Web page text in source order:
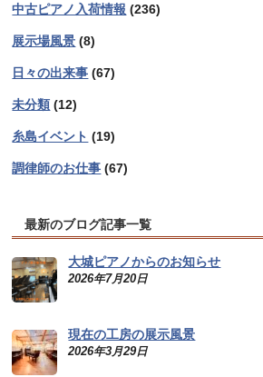
中古ピアノ入荷情報 (236)
展示場風景 (8)
日々の出来事 (67)
未分類 (12)
糸島イベント (19)
調律師のお仕事 (67)
最新のブログ記事一覧
大城ピアノからのお知らせ
2026年7月20日
現在の工房の展示風景
2026年3月29日